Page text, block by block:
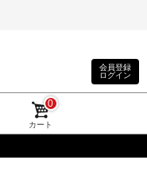
会員登録
ログイン
カート
0